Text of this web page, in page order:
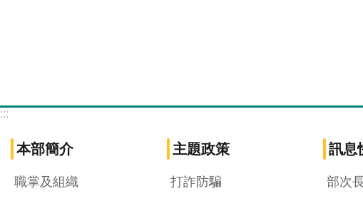
:::
本部簡介
職掌及組織
主題政策
打詐防騙
訊息
部次